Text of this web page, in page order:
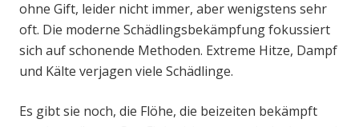
ohne Gift, leider nicht immer, aber wenigstens sehr
oft. Die moderne Schädlingsbekämpfung fokussiert
sich auf schonende Methoden. Extreme Hitze, Dampf
und Kälte verjagen viele Schädlinge.
Es gibt sie noch, die Flöhe, die beizeiten bekämpft